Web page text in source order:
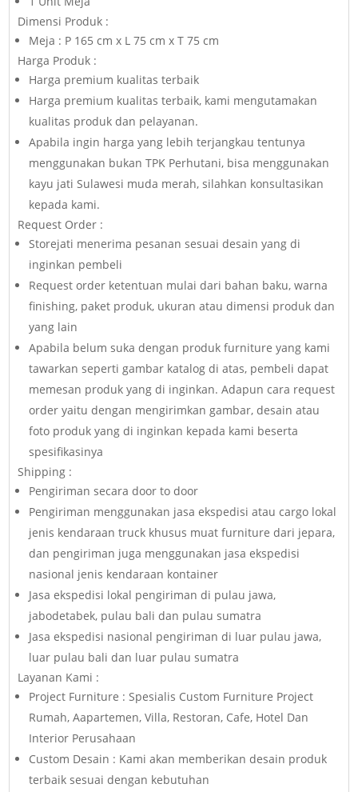
Dimensi Produk :
Meja : P 165 cm x L 75 cm x T 75 cm
Harga Produk :
Harga premium kualitas terbaik
Harga premium kualitas terbaik, kami mengutamakan
kualitas produk dan pelayanan.
Apabila ingin harga yang lebih terjangkau tentunya
menggunakan bukan TPK Perhutani, bisa menggunakan
kayu jati Sulawesi muda merah, silahkan konsultasikan
kepada kami.
Request Order :
Storejati menerima pesanan sesuai desain yang di
inginkan pembeli
Request order ketentuan mulai dari bahan baku, warna
finishing, paket produk, ukuran atau dimensi produk dan
yang lain
Apabila belum suka dengan produk furniture yang kami
tawarkan seperti gambar katalog di atas, pembeli dapat
memesan produk yang di inginkan. Adapun cara request
order yaitu dengan mengirimkan gambar, desain atau
foto produk yang di inginkan kepada kami beserta
spesifikasinya
Shipping :
Pengiriman secara door to door
Pengiriman menggunakan jasa ekspedisi atau cargo lokal
jenis kendaraan truck khusus muat furniture dari jepara,
dan pengiriman juga menggunakan jasa ekspedisi
nasional jenis kendaraan kontainer
Jasa ekspedisi lokal pengiriman di pulau jawa,
jabodetabek, pulau bali dan pulau sumatra
Jasa ekspedisi nasional pengiriman di luar pulau jawa,
luar pulau bali dan luar pulau sumatra
Layanan Kami :
Project Furniture : Spesialis Custom Furniture Project
Rumah, Aapartemen, Villa, Restoran, Cafe, Hotel Dan
Interior Perusahaan
Custom Desain : Kami akan memberikan desain produk
terbaik sesuai dengan kebutuhan